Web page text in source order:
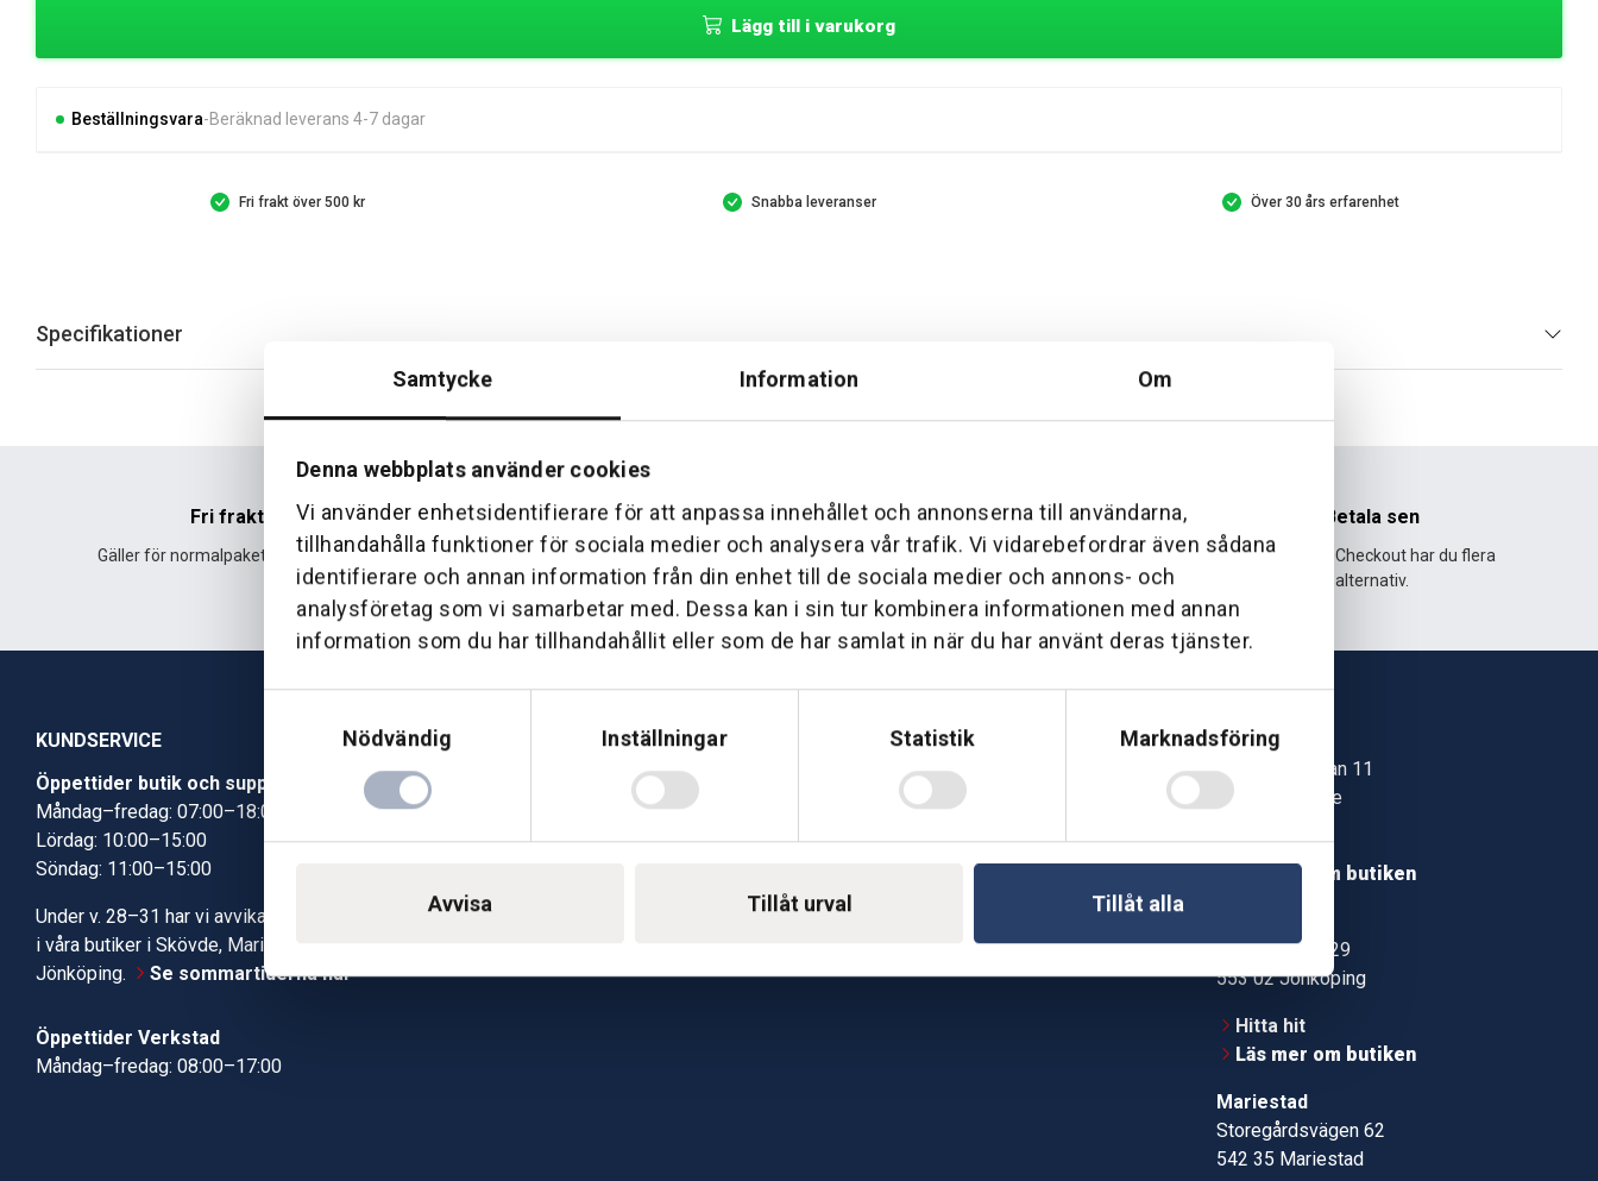
Samtycke Information Om
Denna webbplats använder cookies
Vi använder enhetsidentifierare för att anpassa innehållet och annonserna till användarna,
tillhandahålla funktioner för sociala medier och analysera vår trafik. Vi vidarebefordrar även sådana
identifierare och annan information från din enhet till de sociala medier och annons- och
analysföretag som vi samarbetar med. Dessa kan i sin tur kombinera informationen med annan
information som du har tillhandahållit eller som de har samlat in när du har använt deras tjänster.
Nödvändig
Inställningar Statistik Marknadsföring
Avvisa Tillåt urval Tillåt alla
Lägg till i varukorg
Beställningsvara Beräknad leverans 4-7 dagar
Fri frakt över 500 kr Snabba leveranser Över 30 års erfarenhet
Specifikationer
Fri frakt
Gäller för normalpaket över 500 kr.
Hemleverans
Leverans fram till din dörr. Oavsett storlek.
Över 30 års erfarenhet
Företaget startade 1 januari 1995 och har
sedan dess haft en god tillväxt.
Betala sen
Med Klarna Checkout har du flera
alternativ.
KUNDSERVICE
Öppettider butik och support
Måndag–fredag: 07:00–18:00
Lördag: 10:00–15:00
Söndag: 11:00–15:00
Under v. 28–31 har vi avvikande öppettider
i våra butiker i Skövde, Mariestad och
Jönköping.
Se sommartiderna här
Öppettider Verkstad
Måndag–fredag: 08:00–17:00
Butik Skövde
Butik Jönköping
Kundcenter
Boka tid i verkstad
Telefon: 0500-414 130
Gå till vår företagssupport
Skövde
Jonstorpsgatan 11
549 37 Skövde
Hitta hit
Läs mer om butiken
Kämpevägen 29
553 02 Jönköping
Hitta hit
Läs mer om butiken
Mariestad
Storegårdsvägen 62
542 35 Mariestad